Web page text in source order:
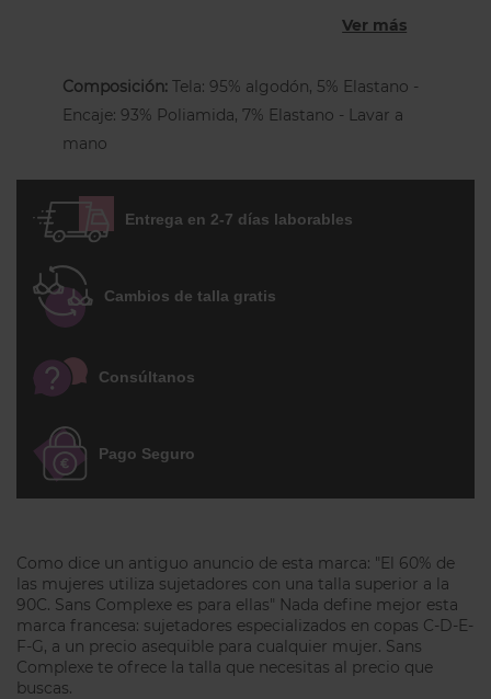
bonita forma del pecho, realzándolo
asegura una sujeción perfecta y que no
se mueva. La parte superior de las copas
están hechas con el encaje elástico de
diseño floral característico de Arum,
mientras que la parte inferior está
de algodón
comodidad y transpirabilidad.
Un sujetadod de algodón y encaje muy
cómodo, envolvente y femenino, este es
un sujetador esencial para tu fondo de
armario, perfecto para el día a día!
Ver más
Composición: Tela: 95% algodón, 5% Elastano -
Encaje: 93% Poliamida, 7% Elastano - Lavar a
mano
Entrega en 2-7 días laborables
Cambios de talla gratis
Consúltanos
Pago Seguro
Como dice un antiguo anuncio de esta marca: "El 60% de
las mujeres utiliza sujetadores con una talla superior a la
90C. Sans Complexe es para ellas" Nada define mejor esta
marca francesa: sujetadores especializados en copas C-D-E-
F-G, a un precio asequible para cualquier mujer. Sans
Complexe te ofrece la talla que necesitas al precio que
buscas.